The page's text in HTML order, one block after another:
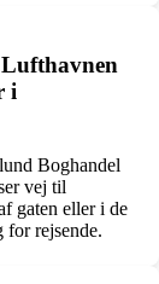
i
Boghandel
vej til
gaten eller i de
for rejsende.